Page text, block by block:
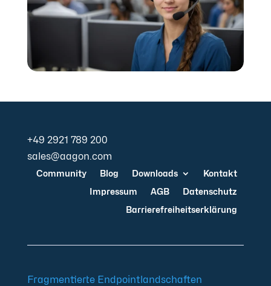
+49 2921 789 200
sales@aagon.com
Community Blog Downloads
Kontakt
Impressum
AGB
Datenschutz
Barrierefreiheitserklärung
Fragmentierte Endpointlandschaften